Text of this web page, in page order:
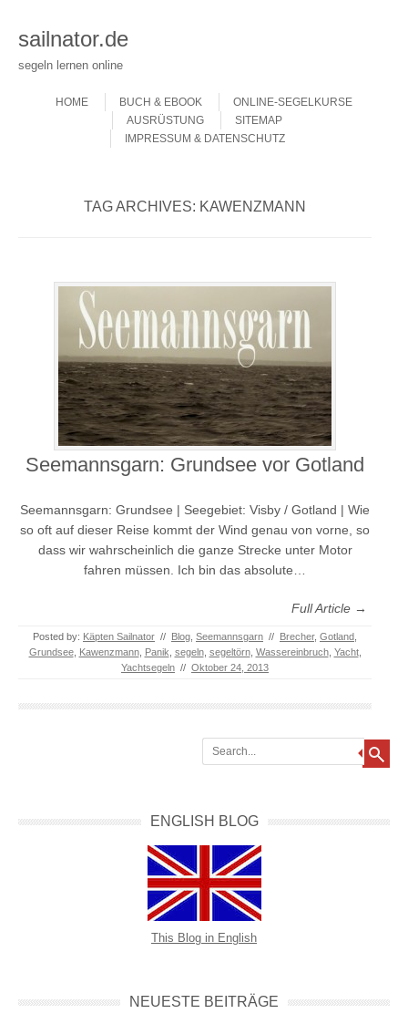
sailnator.de
segeln lernen online
MenuHOME
BUCH & EBOOK
ONLINE-SEGELKURSE
AUSRÜSTUNG
SITEMAP
IMPRESSUM & DATENSCHUTZ
TAG ARCHIVES: KAWENZMANN
Seemannsgarn: Grundsee vor Gotland
Seemannsgarn: Grundsee | Seegebiet: Visby / Gotland | Wie
so oft auf dieser Reise kommt der Wind genau von vorne, so
dass wir wahrscheinlich die ganze Strecke unter Motor
fahren müssen. Ich bin das absolute…
Full Article →
Posted by: Käpten Sailnator // Blog Seemannsgarn // Brecher, Gotland
Grundsee, Kawenzmann, Panik segeln, segeltörn, Wassereinbruch, Yacht,
Yachtsegeln // Oktober 24, 2013
Search
ENGLISH BLOG
This Blog in English
NEUESTE BEITRÄGE